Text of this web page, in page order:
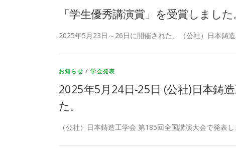
「学生優秀講演賞」を受賞しました。
2025年5月23日～26日に開催された、（公社）日本鋳
お知らせ /学会発表
2025年5月24日-25日 (公社)日本鋳
た。
（公社）日本鋳造工学会 第185回全国講演大会で発表